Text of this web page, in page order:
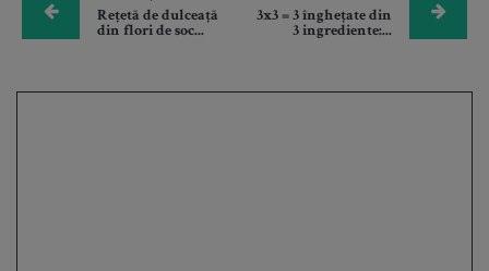
Rețetă de dulceață
din flori de soc...
3x3 = 3 înghețate din
3 ingrediente:...